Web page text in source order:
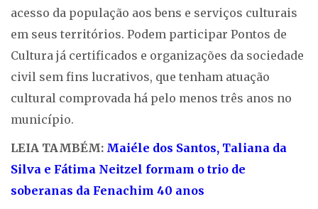
acesso da população aos bens e serviços culturais
em seus territórios. Podem participar Pontos de
Cultura já certificados e organizações da sociedade
civil sem fins lucrativos, que tenham atuação
cultural comprovada há pelo menos três anos no
município.
LEIA TAMBÉM: Maiéle dos Santos, Taliana da
Silva e Fátima Neitzel formam o trio de
soberanas da Fenachim 40 anos